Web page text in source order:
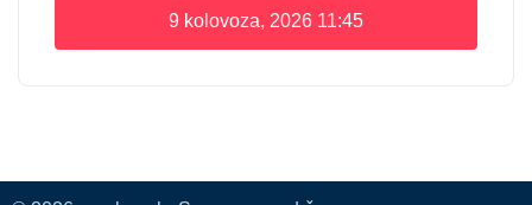
9 kolovoza, 2026 11:45